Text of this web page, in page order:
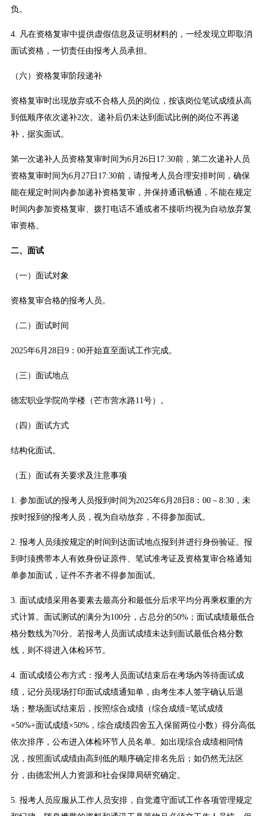
负。
4. 凡在资格复审中提供虚假信息及证明材料的，一经发现立即取消
面试资格，一切责任由报考人员承担。
（六）资格复审阶段递补
资格复审时出现放弃或不合格人员的岗位，按该岗位笔试成绩从高
到低顺序依次递补2次。递补后仍未达到面试比例的岗位不再递
补，据实面试。
第一次递补人员资格复审时间为6月26日17:30前，第二次递补人员
资格复审时间为6月27日17:30前，请报考人员合理安排时间，确保
能在规定时间内参加递补资格复审，并保持通讯畅通，不能在规定
时间内参加资格复审、拨打电话不通或者不接听均视为自动放弃复
审资格。
二、面试
（一）面试对象
资格复审合格的报考人员。
（二）面试时间
2025年6月28日9：00开始直至面试工作完成。
（三）面试地点
德宏职业学院尚学楼（芒市营水路11号）。
（四）面试方式
结构化面试。
（五）面试有关要求及注意事项
1. 参加面试的报考人员报到时间为2025年6月28日8：00－8:30，未
按时报到的报考人员，视为自动放弃，不得参加面试。
2. 报考人员须按规定的时间到达面试地点报到并进行身份验证。报
到时须携带本人有效身份证原件、笔试准考证及资格复审合格通知
单参加面试，证件不齐者不得参加面试。
3. 面试成绩采用各要素去最高分和最低分后求平均分再乘权重的方
式计算。面试测试的满分为100分，占总分的50%；面试成绩最低合
格分数线为70分。若报考人员面试成绩未达到面试最低合格分数
线，则不得进入体检环节。
4. 面试成绩公布方式：报考人员面试结束后在考场内等待面试成
绩，记分员现场打印面试成绩通知单，由考生本人签字确认后退
场；整场面试结束后，按照综合成绩（综合成绩=笔试成绩
×50%+面试成绩×50%，综合成绩四舍五入保留两位小数）得分高低
依次排序，公布进入体检环节人员名单。如出现综合成绩相同情
况，按照面试成绩由高到低的顺序确定排名先后；如仍然无法区
分，由德宏州人力资源和社会保障局研究确定。
5. 报考人员应服从工作人员安排，自觉遵守面试工作各项管理规定